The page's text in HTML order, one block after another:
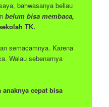
bahwasanya beliau
belum bisa membaca,
TK.
semacamnya. Karena
Walau sebenarnya
cepat bisa